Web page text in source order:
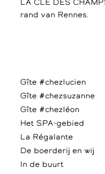
LA CLÉ DES
rand van Rennes.
Gîte #chezlucien
Gîte #chezsuzanne
Gîte #chezléon
Het SPA-gebied
La Régalante
De boerderij en wij
In de buurt